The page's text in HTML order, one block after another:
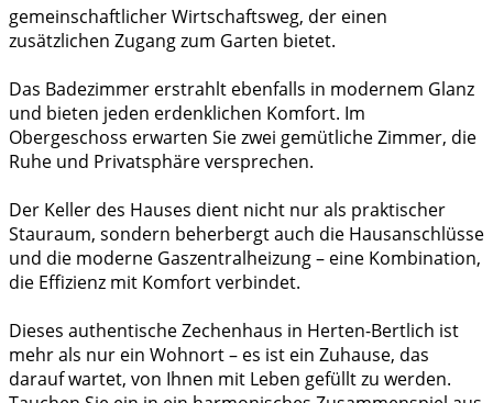
gemeinschaftlicher Wirtschaftsweg, der einen
zusätzlichen Zugang zum Garten bietet.
Das Badezimmer erstrahlt ebenfalls in modernem Glanz
und bieten jeden erdenklichen Komfort. Im
Obergeschoss erwarten Sie zwei gemütliche Zimmer, die
Ruhe und Privatsphäre versprechen.
Der Keller des Hauses dient nicht nur als praktischer
Stauraum, sondern beherbergt auch die Hausanschlüsse
und die moderne Gaszentralheizung – eine Kombination,
die Effizienz mit Komfort verbindet.
Dieses authentische Zechenhaus in Herten-Bertlich ist
mehr als nur ein Wohnort – es ist ein Zuhause, das
darauf wartet, von Ihnen mit Leben gefüllt zu werden.